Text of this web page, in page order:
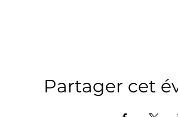
Partager cet